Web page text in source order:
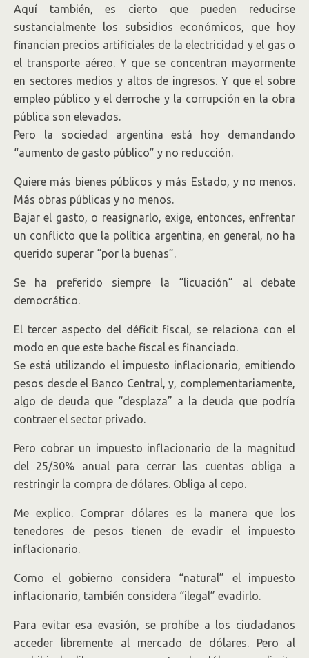
Aquí también, es cierto que pueden reducirse
sustancialmente los subsidios económicos, que hoy
financian precios artificiales de la electricidad y el gas o
el transporte aéreo. Y que se concentran mayormente
en sectores medios y altos de ingresos. Y que el sobre
empleo público y el derroche y la corrupción en la obra
pública son elevados.
Pero la sociedad argentina está hoy demandando
“aumento de gasto público” y no reducción.
Quiere más bienes públicos y más Estado, y no menos.
Más obras públicas y no menos.
Bajar el gasto, o reasignarlo, exige, entonces, enfrentar
un conflicto que la política argentina, en general, no ha
querido superar “por la buenas”.
Se ha preferido siempre la “licuación” al debate
democrático.
El tercer aspecto del déficit fiscal, se relaciona con el
modo en que este bache fiscal es financiado.
Se está utilizando el impuesto inflacionario, emitiendo
pesos desde el Banco Central, y, complementariamente,
algo de deuda que “desplaza” a la deuda que podría
contraer el sector privado.
Pero cobrar un impuesto inflacionario de la magnitud
del 25/30% anual para cerrar las cuentas obliga a
restringir la compra de dólares. Obliga al cepo.
Me explico. Comprar dólares es la manera que los
tenedores de pesos tienen de evadir el impuesto
inflacionario.
Como el gobierno considera “natural” el impuesto
inflacionario, también considera “ilegal” evadirlo.
Para evitar esa evasión, se prohíbe a los ciudadanos
acceder libremente al mercado de dólares. Pero al